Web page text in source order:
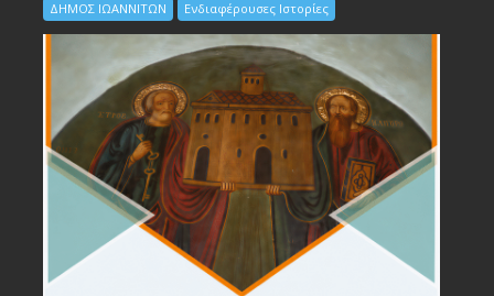
ΔΗΜΟΣ ΙΩΑΝΝΙΤΩΝ Ενδιαφέρουσες Ιστορίες